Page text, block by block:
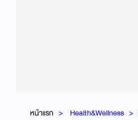
หน้าแรก Health&Wellness